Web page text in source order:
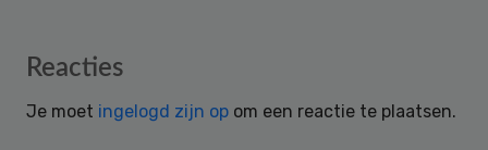
Reader
Reacties
Je moet ingelogd zijn op om een reactie te plaatsen.